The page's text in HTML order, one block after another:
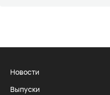
Новости
Выпуски